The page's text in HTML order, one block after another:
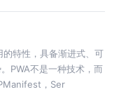
的特性，具备渐进式、可
PWA不是一种技术，而
，Ser